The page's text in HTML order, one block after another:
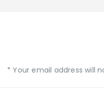
Your email address will